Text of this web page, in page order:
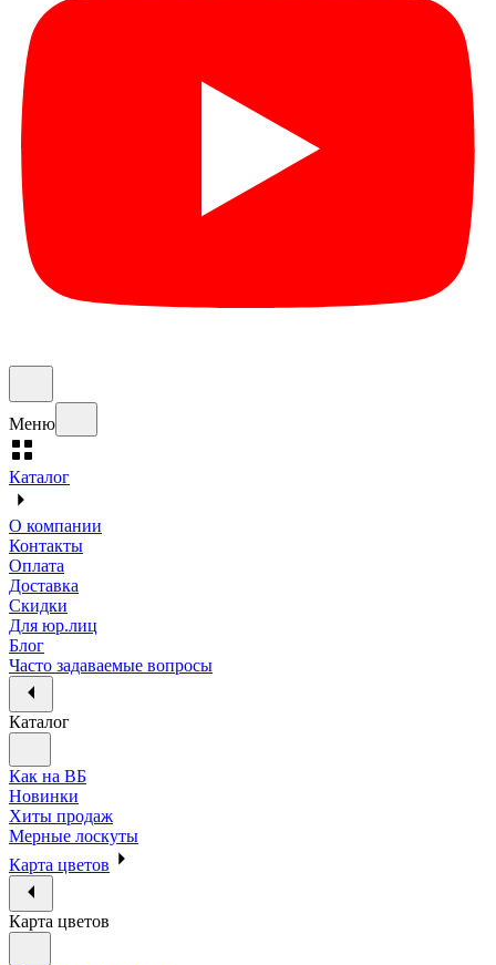
Меню
Каталог
О компании
Контакты
Оплата
Доставка
Скидки
Для юр.лиц
Блог
Часто задаваемые вопросы
Каталог
Как на ВБ
Новинки
Хиты продаж
Мерные лоскуты
Карта цветов
Карта цветов